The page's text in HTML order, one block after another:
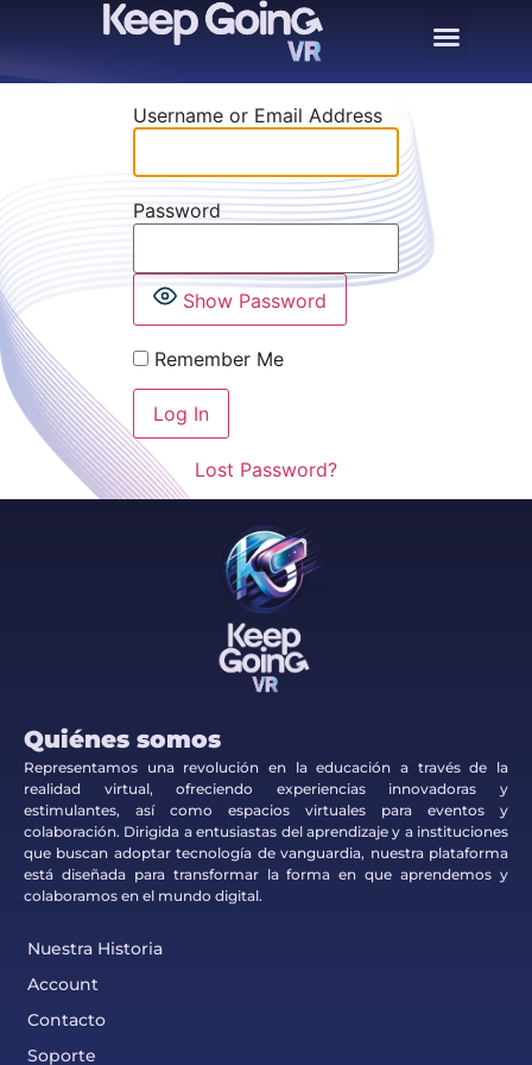
Username or Email Address
Password
Show Password
Remember Me
Lost Password?
Quiénes somos
Representamos una revolución en la educación a través de la
realidad virtual, ofreciendo experiencias innovadoras y
estimulantes, así como espacios virtuales para eventos y
colaboración. Dirigida a entusiastas del aprendizaje y a instituciones
que buscan adoptar tecnología de vanguardia, nuestra plataforma
está diseñada para transformar la forma en que aprendemos y
colaboramos en el mundo digital.
Nuestra Historia
Account
Contacto
Soporte